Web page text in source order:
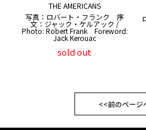
THE AMERICANS
写真：ロバート・フランク 序
文：ジャック・ケルアック /
Photo: Robert Frank Foreword:
Jack Kerouac
sold out
<<前のページ